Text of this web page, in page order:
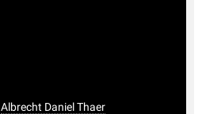
Albrecht Daniel Thaer